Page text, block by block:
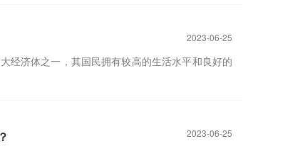
2023-06-25
经济体之一，其国民拥有较高的生活水平和良好的
2023-06-25